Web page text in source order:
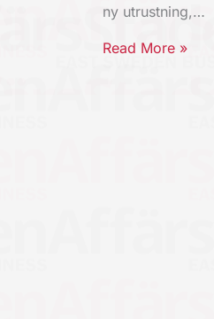
ny utrustning,…
Read More »